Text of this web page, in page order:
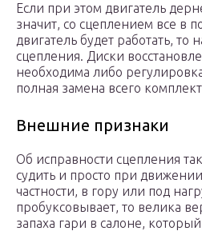
Если при этом двигатель
значит, со сцеплением все в
двигатель будет работать, то
сцепления. Диски
необходима либо
полная замена всего
Внешние признаки
Об исправности сцепления
судить и просто при
частности, в гору или под
пробуксовывает, то велика
запаха гари в салоне,